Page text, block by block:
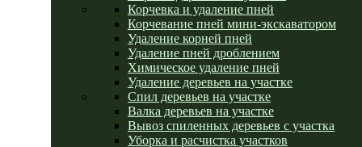
Корчевка и удаление пней
Корчевание пней мини-экскаватором
Удаление корней пней
Удаление пней дроблением
Химическое удаление пней
Удаление деревьев на участке
Спил деревьев на участке
Валка деревьев на участке
Вывоз спиленных деревьев с участка
Уборка и расчистка участков